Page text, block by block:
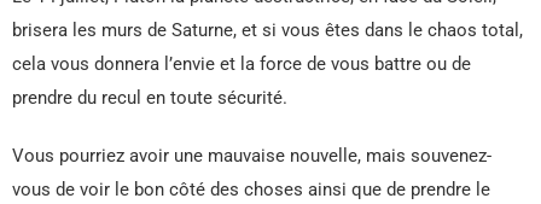
brisera les murs de Saturne, et si vous êtes dans le chaos total,
cela vous donnera l’envie et la force de vous battre ou de
prendre du recul en toute sécurité.
Vous pourriez avoir une mauvaise nouvelle, mais souvenez-
vous de voir le bon côté des choses ainsi que de prendre le